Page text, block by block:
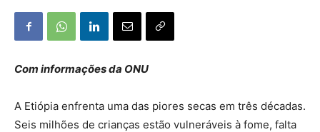
Com informações da ONU
A Etiópia enfrenta uma das piores secas em três décadas.
Seis milhões de crianças estão vulneráveis à fome, falta